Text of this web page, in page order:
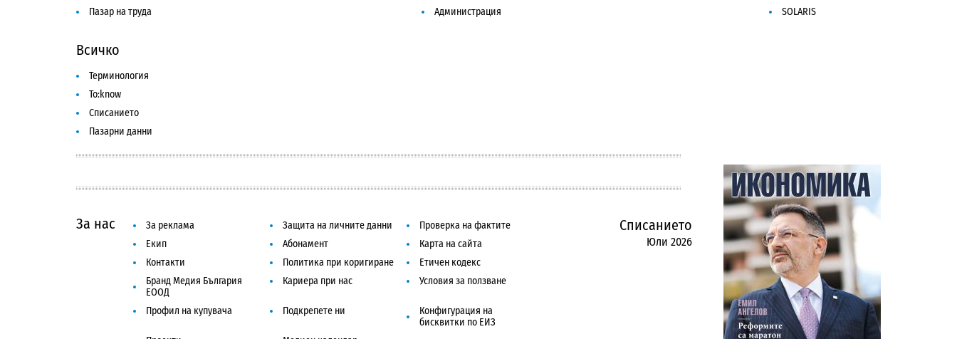
Пазар на труда
Администрация
SOLARIS
Всичко
Терминология
To:know
Списанието
Пазарни данни
За нас За реклама Защита на личните данни
Проверка на фактите
Екип
Абонамент
Карта на сайта
Контакти
Политика при коригиране
Етичен кодекс
Бранд Медия България
ЕООД
Кариера при нас Условия за ползване
Профил на купувача Подкрепете ни
Конфигурация на
бисквитки по ЕИЗ
Списанието
Юли 2026